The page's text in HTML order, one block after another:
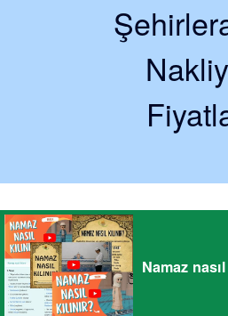
Namaz nasıl